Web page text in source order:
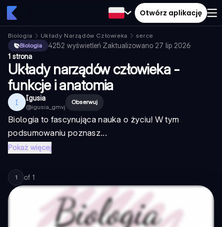
Otwórz aplikację
Biologia Układy Narządów Człowieka
serce
Biologia
4252 wyświetleń·Zaktualizowano 27 lip 2026·
1 strona
Układy narządów człowieka -
funkcje i anatomia
I Igusia
@igusia_gmvj
Obserwuj
Biologia to fascynująca nauka o życiu! W tym
podsumowaniu poznasz...
Pokaż więcej
1 of 1